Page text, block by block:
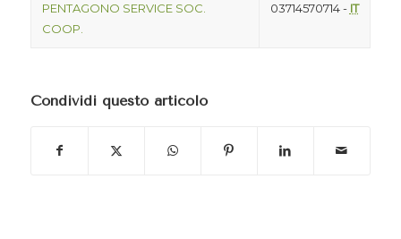
PENTAGONO SERVICE SOC.
COOP.
03714570714 - IT
Condividi questo articolo